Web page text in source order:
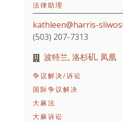
法律助理
kathleen@harris-
(503) 207-7313
波特兰, 洛杉矶, 凤凰
争议解决/诉讼
国际争议解决
大麻法
大麻诉讼